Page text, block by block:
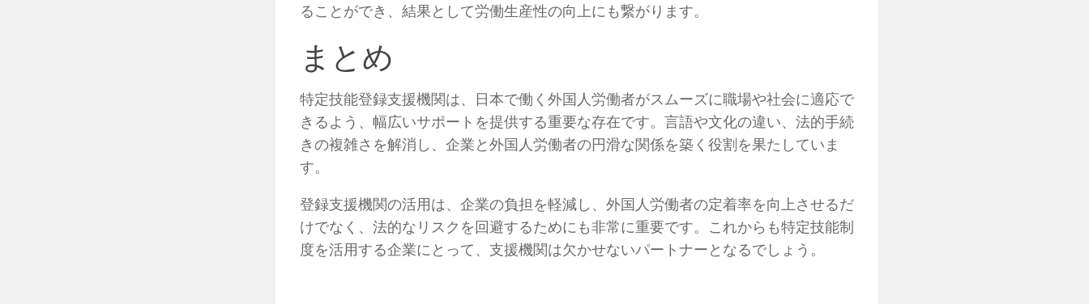
ることができ、結果として労働生産性の向上にも繋がります。
まとめ
特定技能登録支援機関は、日本で働く外国人労働者がスムーズに職場や社会に適応で
きるよう、幅広いサポートを提供する重要な存在です。言語や文化の違い、法的手続
きの複雑さを解消し、企業と外国人労働者の円滑な関係を築く役割を果たしていま
す。
登録支援機関の活用は、企業の負担を軽減し、外国人労働者の定着率を向上させるだ
けでなく、法的なリスクを回避するためにも非常に重要です。これからも特定技能制
度を活用する企業にとって、支援機関は欠かせないパートナーとなるでしょう。